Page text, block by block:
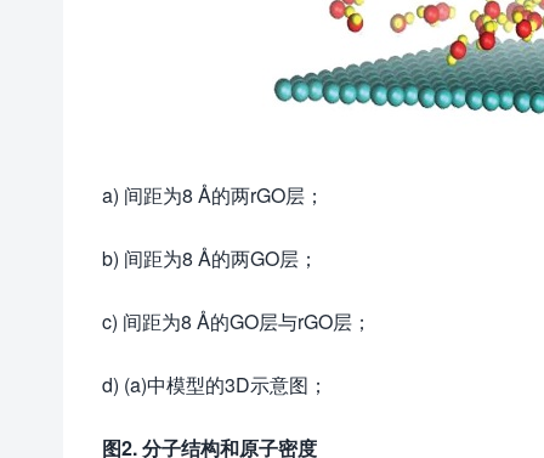
a) 间距为8 Å的两rGO层；
b) 间距为8 Å的两GO层；
c) 间距为8 Å的GO层与rGO层；
d) (a)中模型的3D示意图；
图2. 分子结构和原子密度